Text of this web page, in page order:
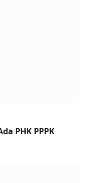
PHK PPPK